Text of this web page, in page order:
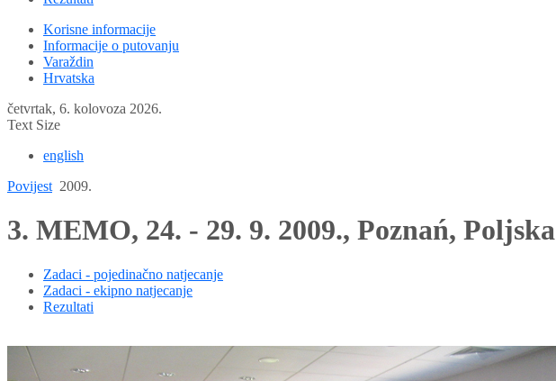
Korisne informacije
Informacije o putovanju
Varaždin
Hrvatska
četvrtak, 6. kolovoza 2026.
Text Size
english
Povijest 2009.
3. MEMO, 24. - 29. 9. 2009., Poznań, Poljska
Zadaci - pojedinačno natjecanje
Zadaci - ekipno natjecanje
Rezultati